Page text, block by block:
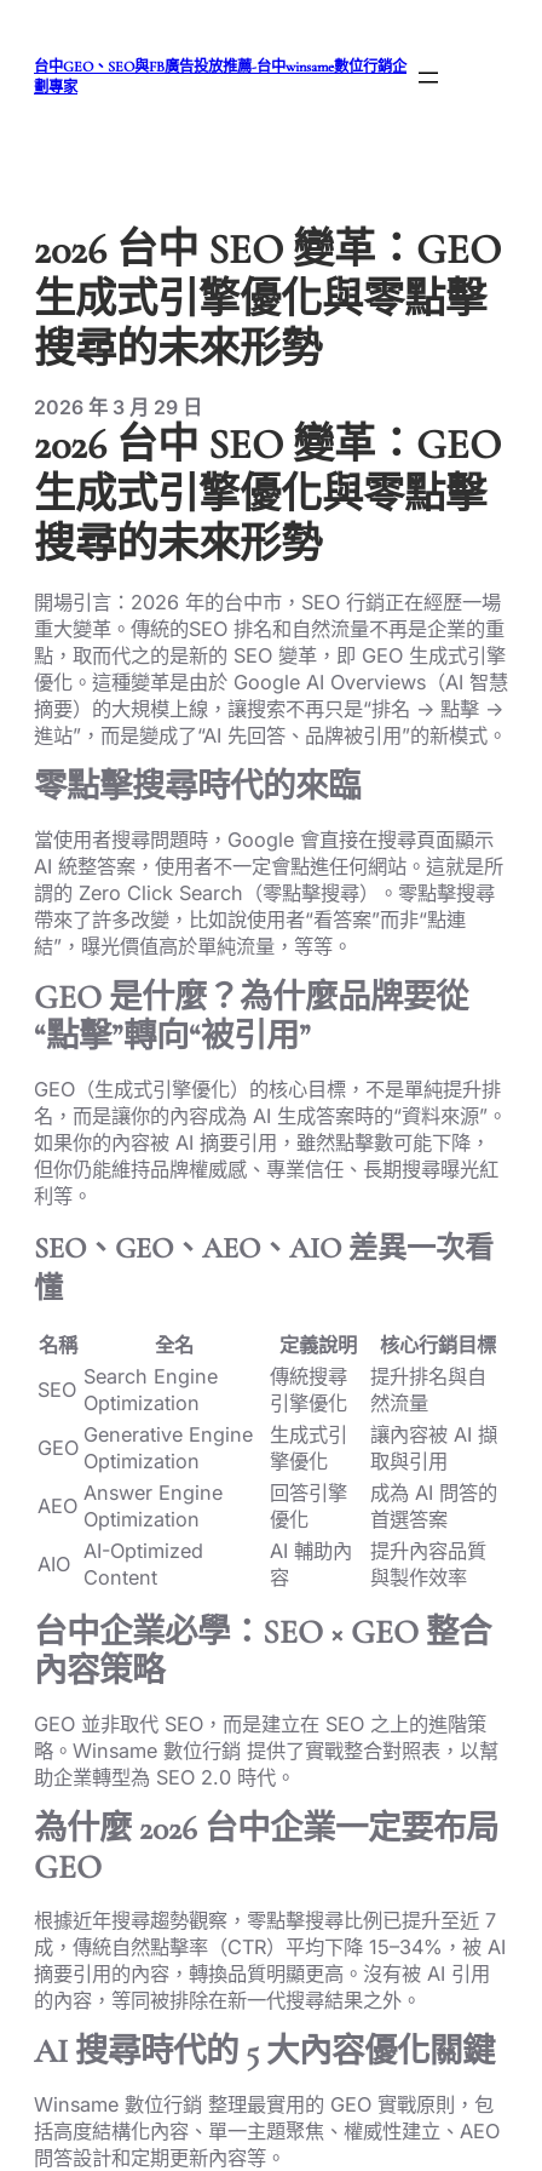
台中GEO、SEO與FB廣告投放推薦-台中winsame數位行銷企
劃專家
2026 台中 SEO 變革：GEO
生成式引擎優化與零點擊
搜尋的未來形勢
2026 年 3 月 29 日
2026 台中 SEO 變革：GEO
生成式引擎優化與零點擊
搜尋的未來形勢
開場引言：2026 年的台中市，SEO 行銷正在經歷一場
重大變革。傳統的SEO 排名和自然流量不再是企業的重
點，取而代之的是新的 SEO 變革，即 GEO 生成式引擎
優化。這種變革是由於 Google AI Overviews（AI 智慧
摘要）的大規模上線，讓搜索不再只是“排名 → 點擊 →
進站”，而是變成了“AI 先回答、品牌被引用”的新模式。
零點擊搜尋時代的來臨
當使用者搜尋問題時，Google 會直接在搜尋頁面顯示
AI 統整答案，使用者不一定會點進任何網站。這就是所
謂的 Zero Click Search（零點擊搜尋）。零點擊搜尋
帶來了許多改變，比如說使用者“看答案”而非“點連
結”，曝光價值高於單純流量，等等。
GEO 是什麼？為什麼品牌要從
“點擊”轉向“被引用”
GEO（生成式引擎優化）的核心目標，不是單純提升排
名，而是讓你的內容成為 AI 生成答案時的“資料來源”。
如果你的內容被 AI 摘要引用，雖然點擊數可能下降，
但你仍能維持品牌權威感、專業信任、長期搜尋曝光紅
利等。
SEO、GEO、AEO、AIO 差異一次看
懂
名稱 全名 定義說明
核心行銷目標
SEO
Search Engine
Optimization
傳統搜尋
引擎優化
提升排名與自
然流量
GEO
Generative Engine
Optimization
生成式引
擎優化
讓內容被 AI 擷
取與引用
AEO
Answer Engine
Optimization
回答引擎
優化
成為 AI 問答的
首選答案
AIO
AI-Optimized
Content
AI 輔助內
容
提升內容品質
與製作效率
台中企業必學：SEO × GEO 整合
內容策略
GEO 並非取代 SEO，而是建立在 SEO 之上的進階策
略。Winsame 數位行銷 提供了實戰整合對照表，以幫
助企業轉型為 SEO 2.0 時代。
為什麼 2026 台中企業一定要布局
GEO
根據近年搜尋趨勢觀察，零點擊搜尋比例已提升至近 7
成，傳統自然點擊率（CTR）平均下降 15–34%，被 AI
摘要引用的內容，轉換品質明顯更高。沒有被 AI 引用
的內容，等同被排除在新一代搜尋結果之外。
AI 搜尋時代的 5 大內容優化關鍵
Winsame 數位行銷 整理最實用的 GEO 實戰原則，包
括高度結構化內容、單一主題聚焦、權威性建立、AEO
問答設計和定期更新內容等。